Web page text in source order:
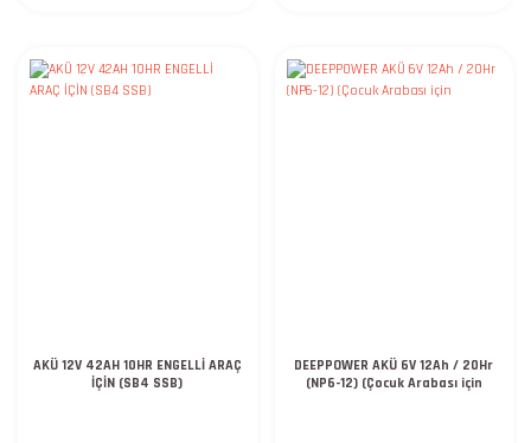
AKÜ 12V 42AH 10HR ENGELLİ ARAÇ
İÇİN (SB4 SSB)
DEEPPOWER AKÜ 6V 12Ah / 20Hr
(NP6-12) (Çocuk Arabası için